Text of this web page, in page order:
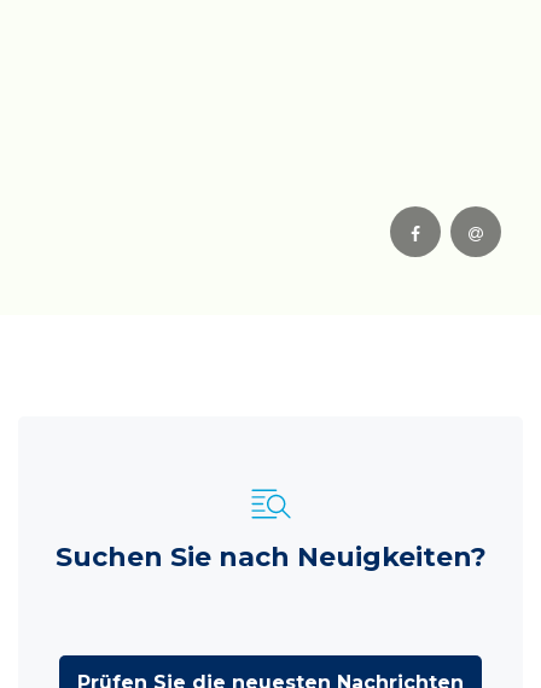
Suchen Sie nach Neuigkeiten?
Prüfen Sie die neuesten Nachrichten